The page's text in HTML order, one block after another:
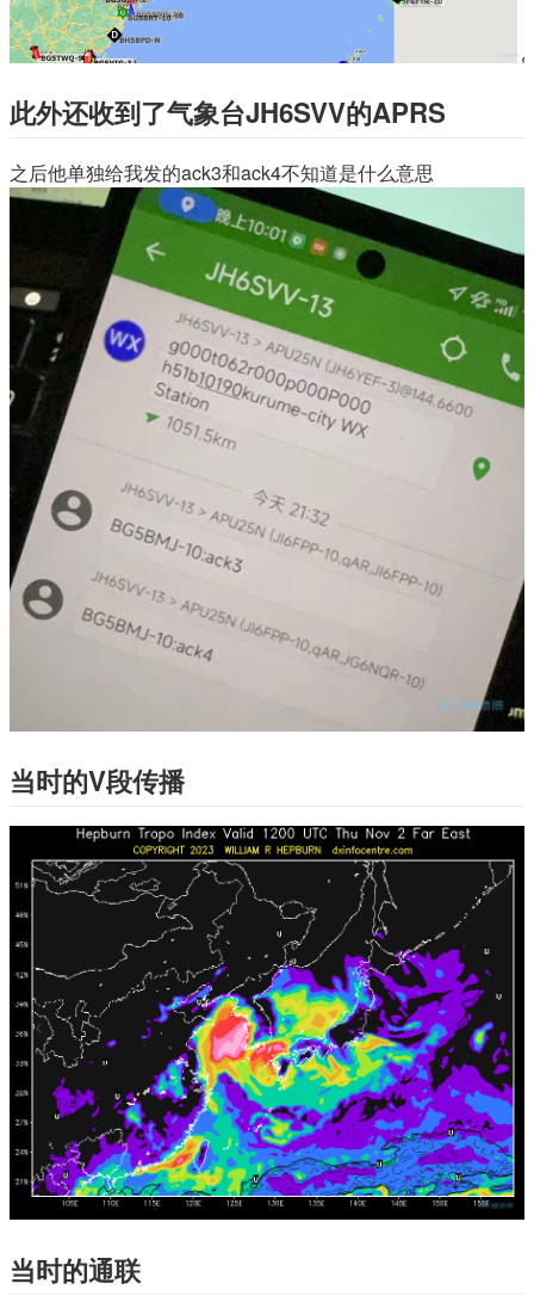
此外还收到了气象台JH6SVV的APRS
之后他单独给我发的ack3和ack4不知道是什么意思
当时的V段传播
当时的通联